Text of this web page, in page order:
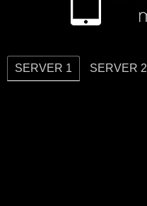
SERVER 1 SERVER 2